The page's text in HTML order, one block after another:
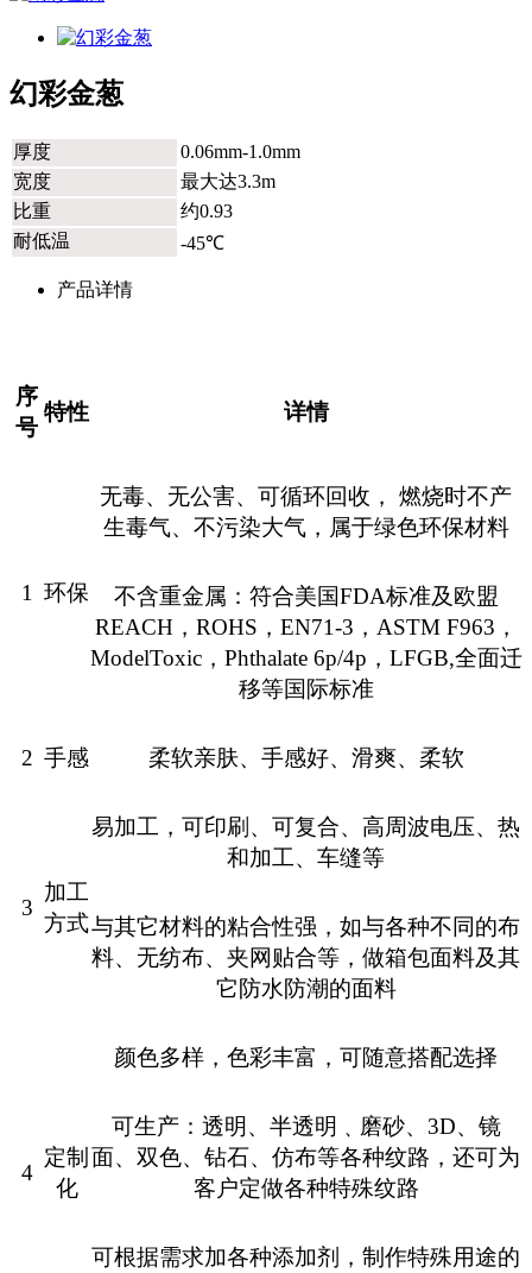
幻彩金葱
厚度
0.06mm-1.0mm
宽度
最大达3.3m
比重
约0.93
耐低温
-45℃
产品详情
序
号
特性 详情
1 环保
无毒、无公害、可循环回收，
燃烧时不产
生毒气、不污染大气，属于绿色环保材料
不含重金属：符合美国FDA标准及欧盟
REACH ， ROHS ， EN71-3 ， ASTM F963 ，
ModelToxic， Phthalate 6p/4p ， LFGB,全面迁
移等国际标准
2 手感 柔软亲肤、 手感好、滑爽、柔软
3
加工
方式
易加工，可印刷、可复合、高周波电压、热
和加工、车缝等
与其它材料的粘合性强，如与各种不同的布
料、无纺布、夹网贴合等，做箱包面料及其
它防水防潮的面料
4
定制
化
颜色多样，色彩丰富，可随意搭配选择
可生产：透明、半透明﹑磨砂、 3D、镜
面、双色、钻石、仿布等各种纹路，还可为
客户定做各种特殊纹路
可根据需求加各种添加剂，制作特殊用途的